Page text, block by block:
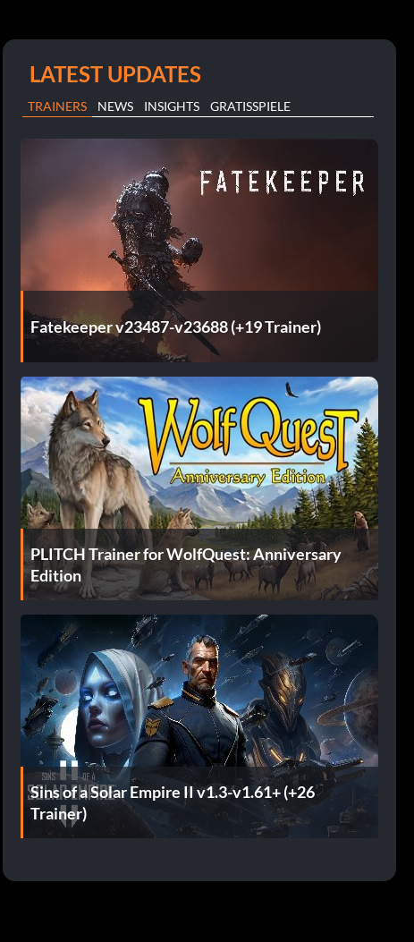
LATEST UPDATES
TRAINERS NEWS INSIGHTS GRATISSPIELE
Fatekeeper v23487-v23688 (+19 Trainer)
PLITCH Trainer for WolfQuest: Anniversary
Edition
Sins of a Solar Empire II v1.3-v1.61+ (+26
Trainer)